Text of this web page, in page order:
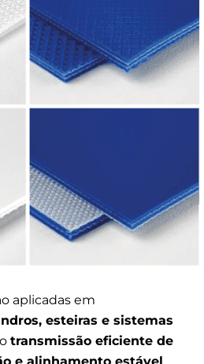
aplicadas em
esteiras e sistemas
transmissão eficiente de
e alinhamento estável.